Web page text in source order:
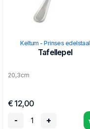
Keltum - Prinses edelstaal
Tafellepel
20,3cm
€ 12,00
-
+